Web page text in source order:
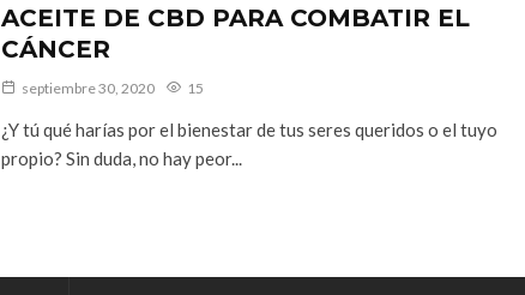
ACEITE DE CBD PARA COMBATIR EL
CÁNCER
septiembre 30, 2020 15
¿Y tú qué harías por el bienestar de tus seres queridos o el tuyo
propio? Sin duda, no hay peor...